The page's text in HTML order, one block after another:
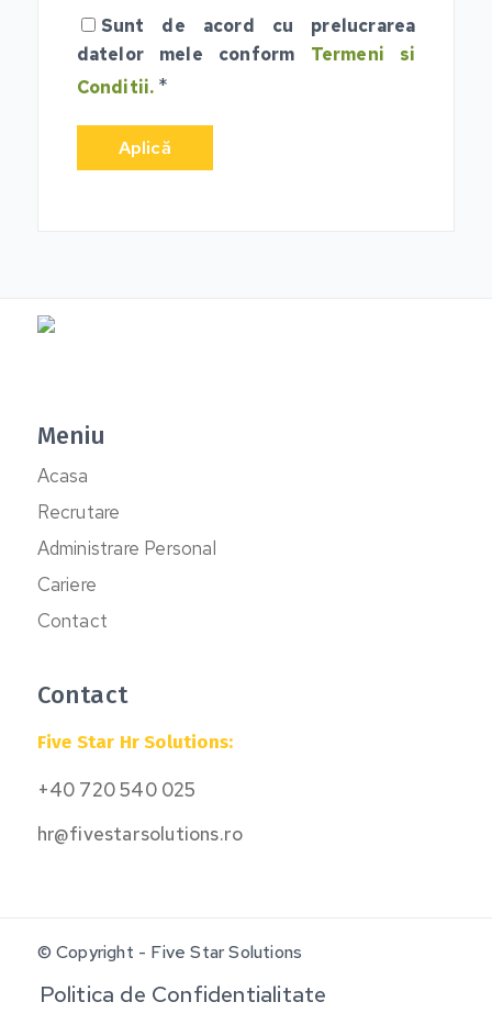
Sunt de acord cu prelucrarea
datelor mele conform Termeni si
Conditii. *
Meniu
Acasa
Recrutare
Administrare Personal
Cariere
Contact
Contact
Five Star Hr Solutions:
+40 720 540 025
hr@fivestarsolutions.ro
© Copyright - Five Star Solutions
Politica de Confidentialitate